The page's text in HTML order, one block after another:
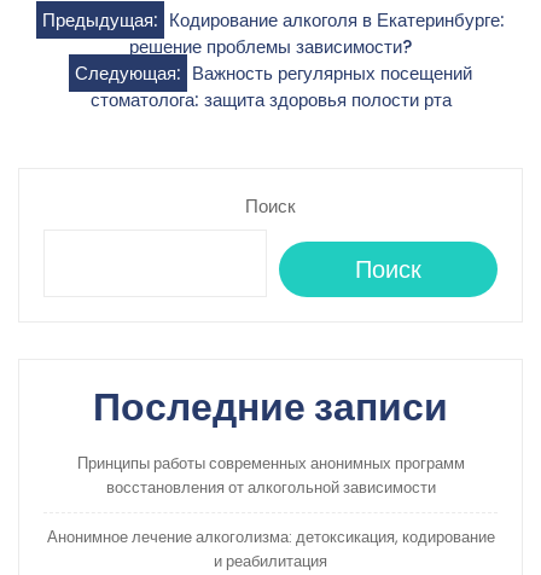
Навигация
записям
Предыдущая: Кодирование алкоголя в Екатеринбурге:
решение проблемы зависимости?
Следующая: Важность регулярных посещений
стоматолога: защита здоровья полости рта
Поиск
Поиск
Последние записи
Принципы работы современных анонимных программ
восстановления от алкогольной зависимости
Анонимное лечение алкоголизма: детоксикация, кодирование
и реабилитация